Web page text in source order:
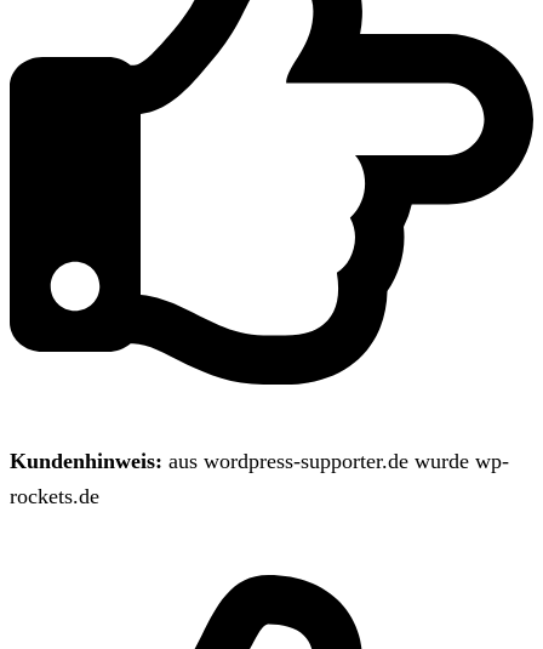
Kundenhinweis: aus wordpress-supporter.de wurde wp-
rockets.de